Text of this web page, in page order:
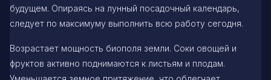
будущем. Опираясь на лунный посадочный календарь,
следует по максимуму выполнить всю работу сегодня.
Возрастает мощность биополя земли. Соки овощей и
фруктов активно поднимаются к листьям и плодам.